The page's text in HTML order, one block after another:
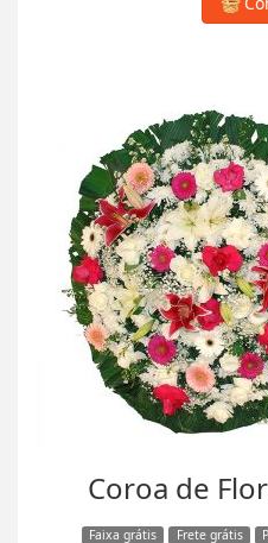
Coroa de
Faixa grátis Frete grátis